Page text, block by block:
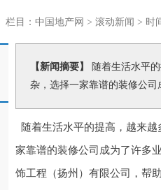
栏目： 中国地产网 > 滚动新闻 > 时
【新闻摘要】
随着生活水平
杂，选择一家靠谱的装修公
随着生活水平的提高，越来
家靠谱的装修公司成为了许多
饰工程（扬州）有限公司，帮